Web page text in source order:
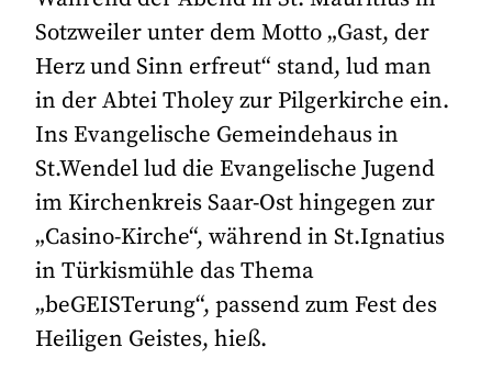
Sotzweiler unter dem Motto „Gast, der
Herz und Sinn erfreut“ stand, lud man
in der Abtei Tholey zur Pilgerkirche ein.
Ins Evangelische Gemeindehaus in
St.Wendel lud die Evangelische Jugend
im Kirchenkreis Saar-Ost hingegen zur
„Casino-Kirche“, während in St.Ignatius
in Türkismühle das Thema
„beGEISTerung“, passend zum Fest des
Heiligen Geistes, hieß.